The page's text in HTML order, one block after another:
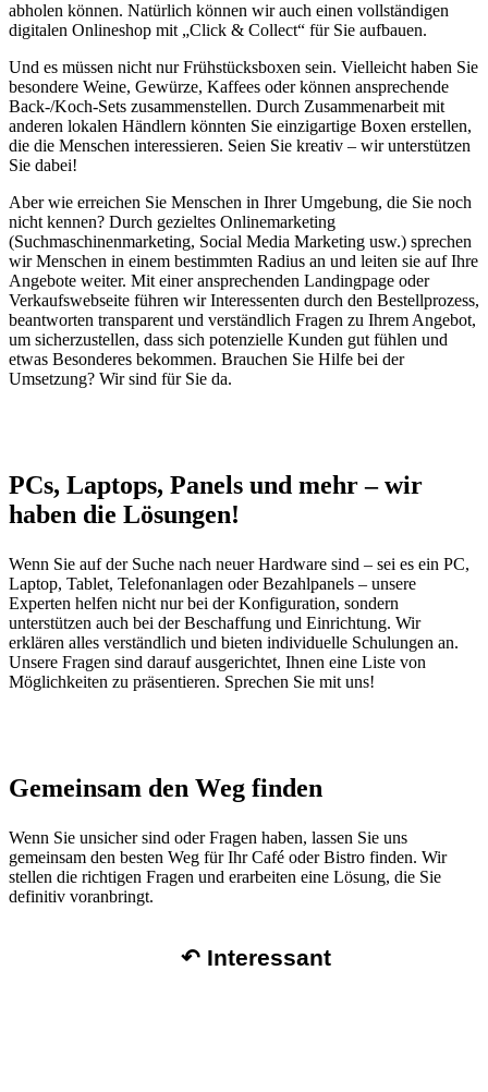
abholen können. Natürlich können wir auch einen vollständigen
digitalen Onlineshop mit „Click & Collect“ für Sie aufbauen.
Und es müssen nicht nur Frühstücksboxen sein. Vielleicht haben Sie
besondere Weine, Gewürze, Kaffees oder können ansprechende
Back-/Koch-Sets zusammenstellen. Durch Zusammenarbeit mit
anderen lokalen Händlern könnten Sie einzigartige Boxen erstellen,
die die Menschen interessieren. Seien Sie kreativ – wir unterstützen
Sie dabei!
Aber wie erreichen Sie Menschen in Ihrer Umgebung, die Sie noch
nicht kennen? Durch gezieltes Onlinemarketing
(Suchmaschinenmarketing, Social Media Marketing usw.) sprechen
wir Menschen in einem bestimmten Radius an und leiten sie auf Ihre
Angebote weiter. Mit einer ansprechenden Landingpage oder
Verkaufswebseite führen wir Interessenten durch den Bestellprozess,
beantworten transparent und verständlich Fragen zu Ihrem Angebot,
um sicherzustellen, dass sich potenzielle Kunden gut fühlen und
etwas Besonderes bekommen. Brauchen Sie Hilfe bei der
Umsetzung? Wir sind für Sie da.
PCs, Laptops, Panels und mehr – wir
haben die Lösungen!
Wenn Sie auf der Suche nach neuer Hardware sind – sei es ein PC,
Laptop, Tablet, Telefonanlagen oder Bezahlpanels – unsere
Experten helfen nicht nur bei der Konfiguration, sondern
unterstützen auch bei der Beschaffung und Einrichtung. Wir
erklären alles verständlich und bieten individuelle Schulungen an.
Unsere Fragen sind darauf ausgerichtet, Ihnen eine Liste von
Möglichkeiten zu präsentieren. Sprechen Sie mit uns!
Gemeinsam den Weg finden
Wenn Sie unsicher sind oder Fragen haben, lassen Sie uns
gemeinsam den besten Weg für Ihr Café oder Bistro finden. Wir
stellen die richtigen Fragen und erarbeiten eine Lösung, die Sie
definitiv voranbringt.
↶ Interessant